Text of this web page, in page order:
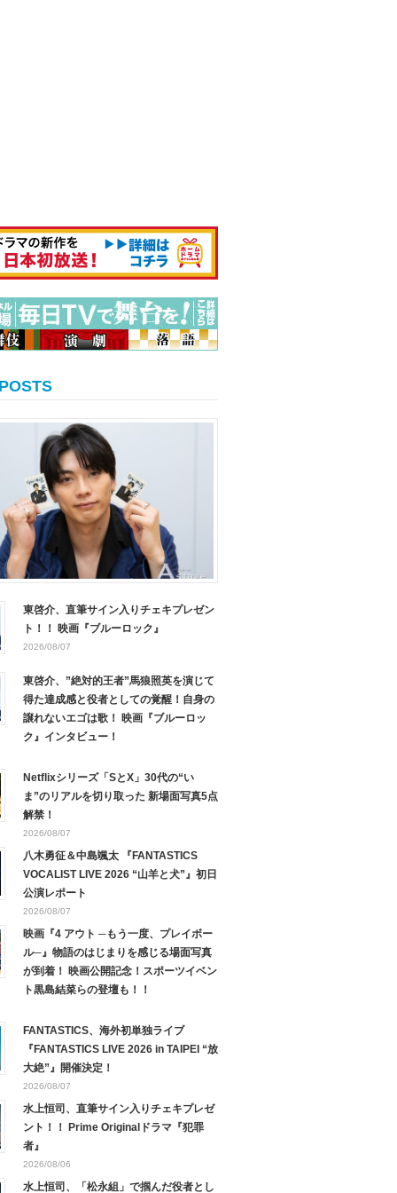
東啓介、直筆サイン入りチェキプレゼン
ト！！ 映画『ブルーロック』
2026/08/07
東啓介、”絶対的王者”馬狼照英を演じて
得た達成感と役者としての覚醒！自身の
譲れないエゴは歌！ 映画『ブルーロッ
ク』インタビュー！
Netflixシリーズ「SとX」30代の“い
ま”のリアルを切り取った 新場面写真5点
解禁！
2026/08/07
八木勇征＆中島颯太 『FANTASTICS
VOCALIST LIVE 2026 “山羊と犬”』初日
公演レポート
2026/08/07
映画『4 アウト ─もう一度、プレイボー
ル─』物語のはじまりを感じる場面写真
が到着！ 映画公開記念！スポーツイベン
ト黒島結菜らの登壇も！！
FANTASTICS、海外初単独ライブ
『FANTASTICS LIVE 2026 in TAIPEI “放
大絶”』開催決定！
2026/08/07
水上恒司、直筆サイン入りチェキプレゼ
ント！！ Prime Originalドラマ『犯罪
者』
2026/08/06
水上恒司、「松永組」で掴んだ役者とし